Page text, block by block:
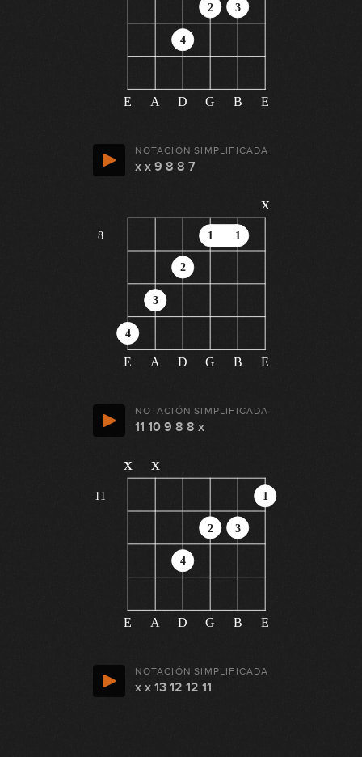
E A D G B E
4
2 3
NOTACIÓN SIMPLIFICADA
x x 9 8 8 7
8
E A D G B E
1 1
4
3
2
x
NOTACIÓN SIMPLIFICADA
11 10 9 8 8 x
11
E A D G B E
x x
4
2 3
1
NOTACIÓN SIMPLIFICADA
x x 13 12 12 11